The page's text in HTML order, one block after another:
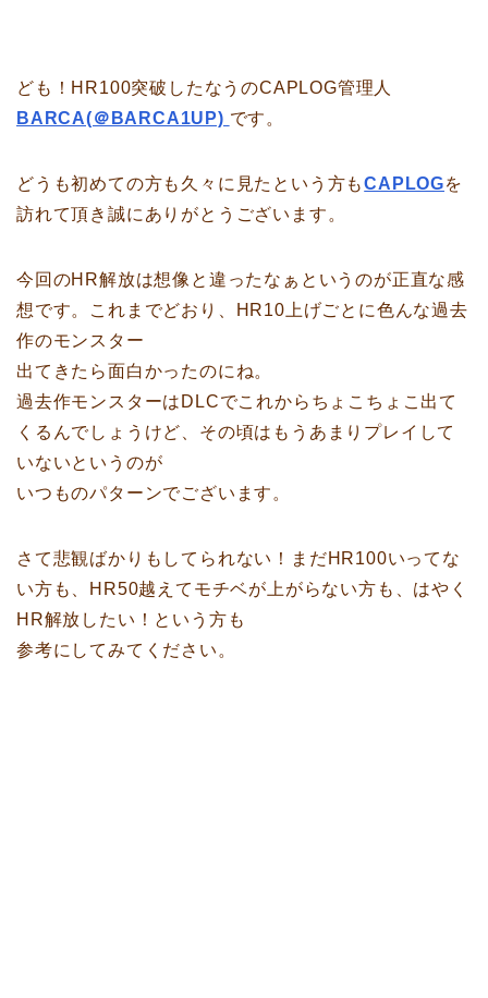
ども！HR100突破したなうのCAPLOG管理人
BARCA(＠BARCA1UP) です。
どうも初めての方も久々に見たという方もCAPLOGを
訪れて頂き誠にありがとうございます。
今回のHR解放は想像と違ったなぁというのが正直な感
想です。これまでどおり、HR10上げごとに色んな過去
作のモンスター
出てきたら面白かったのにね。
過去作モンスターはDLCでこれからちょこちょこ出て
くるんでしょうけど、その頃はもうあまりプレイして
いないというのが
いつものパターンでございます。
さて悲観ばかりもしてられない！まだHR100いってな
い方も、HR50越えてモチベが上がらない方も、はやく
HR解放したい！という方も
参考にしてみてください。